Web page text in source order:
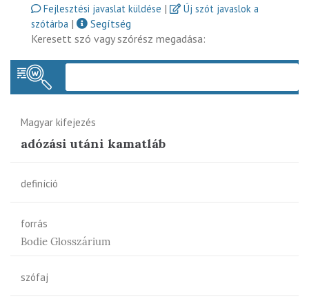
Fejlesztési javaslat küldése |
Új szót javaslok a
szótárba |
Segítség
Keresett szó vagy szórész megadása:
Magyar kifejezés
adózási utáni kamatláb
definíció
forrás
Bodie Glosszárium
szófaj